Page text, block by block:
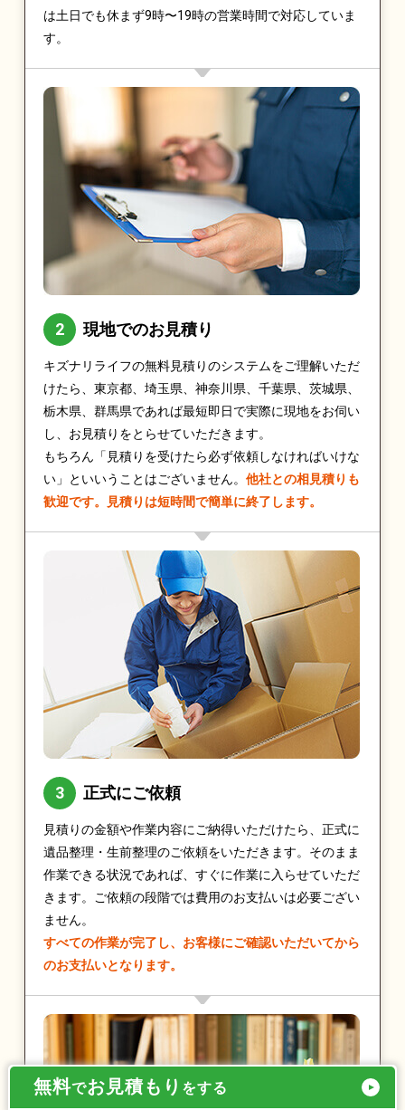
は土日でも休まず9時〜19時の営業時間で対応していま
す。
現地でのお見積り
キズナリライフの無料見積りのシステムをご理解いただ
けたら、東京都、埼玉県、神奈川県、千葉県、茨城県、
栃木県、群馬県であれば最短即日で実際に現地をお伺い
し、お見積りをとらせていただきます。
もちろん「見積りを受けたら必ず依頼しなければいけな
い」といいうことはございません。 他社との相見積りも
歓迎です。見積りは短時間で簡単に終了します。
正式にご依頼
見積りの金額や作業内容にご納得いただけたら、正式に
遺品整理・生前整理のご依頼をいただきます。そのまま
作業できる状況であれば、すぐに作業に入らせていただ
きます。ご依頼の段階では費用のお支払いは必要ござい
ません。
すべての作業が完了し、お客様にご確認いただいてから
のお支払いとなります。
無料でお見積もり をする